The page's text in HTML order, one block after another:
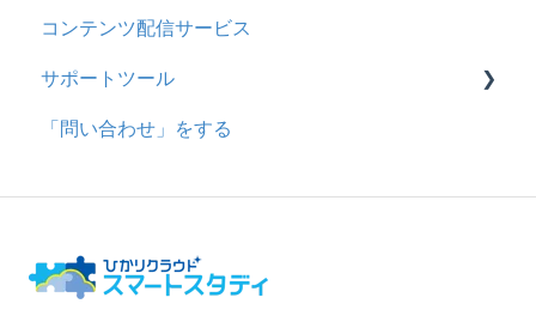
企業について
統合ユーザーについて
サービスについて
シングルサインオン設定
証明書認証
MFA(多要素認証)
コンテンツ配信サービス
サポートツール
基本操作
問題登録用ファイルに戻す
「問い合わせ」をする